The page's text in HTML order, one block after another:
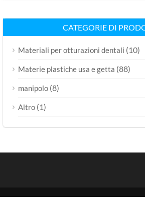
CATEGORIE DI
Materiali per otturazioni dentali (10)
Materie plastiche usa e getta (88)
manipolo (8)
Altro (1)